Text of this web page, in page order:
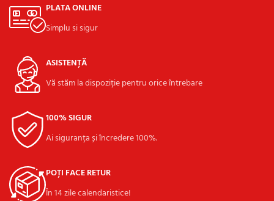
PLATA ONLINE
Simplu si sigur
ASISTENȚĂ
Vă stăm la dispoziție pentru orice întrebare
100% SIGUR
Ai siguranța și încredere 100%.
POȚI FACE RETUR
În 14 zile calendaristice!